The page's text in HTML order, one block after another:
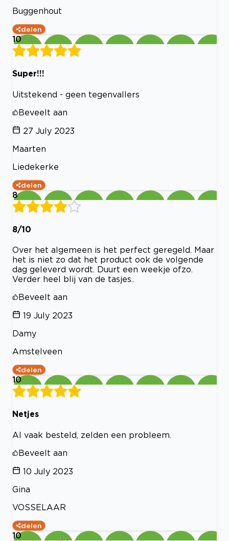
Buggenhout
delen
10
Super!!!
Uitstekend - geen tegenvallers
Beveelt aan
27 July 2023
Maarten
Liedekerke
delen
8
8/10
Over het algemeen is het perfect geregeld. Maar
het is niet zo dat het product ook de volgende
dag geleverd wordt. Duurt een weekje ofzo.
Verder heel blij van de tasjes..
Beveelt aan
19 July 2023
Damy
Amstelveen
delen
10
Netjes
Al vaak besteld, zelden een probleem.
Beveelt aan
10 July 2023
Gina
VOSSELAAR
delen
10